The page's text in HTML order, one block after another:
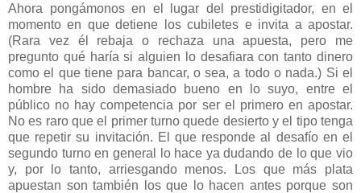
Ahora pongámonos en el lugar del prestidigitador, en el
momento en que detiene los cubiletes e invita a apostar.
(Rara vez él rebaja o rechaza una apuesta, pero me
pregunto qué haría si alguien lo desafiara con tanto dinero
como el que tiene para bancar, o sea, a todo o nada.) Si el
hombre ha sido demasiado bueno en lo suyo, entre el
público no hay competencia por ser el primero en apostar.
No es raro que el primer turno quede desierto y el tipo tenga
que repetir su invitación. El que responde al desafío en el
segundo turno en general lo hace ya dudando de lo que vio
y, por lo tanto, arriesgando menos. Los que más plata
apuestan son también los que lo hacen antes porque son